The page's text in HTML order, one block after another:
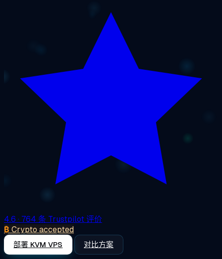
4.6 · 764 条 Trustpilot 评价
₿ Crypto accepted
部署 KVM VPS 对比方案